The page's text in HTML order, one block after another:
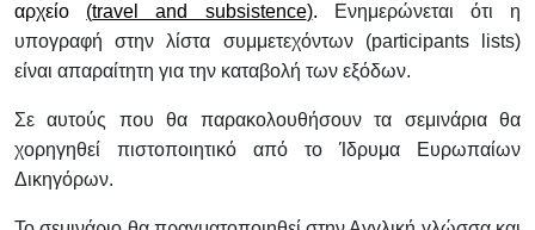
αρχείο
(travel and subsistence). Ενημερώνεται ότι η
υπογραφή στην λίστα συμμετεχόντων (participants lists)
είναι απαραίτητη για την καταβολή των εξόδων.
Σε αυτούς που θα παρακολουθήσουν τα σεμινάρια θα
χορηγηθεί πιστοποιητικό από το Ίδρυμα Ευρωπαίων
Δικηγόρων.